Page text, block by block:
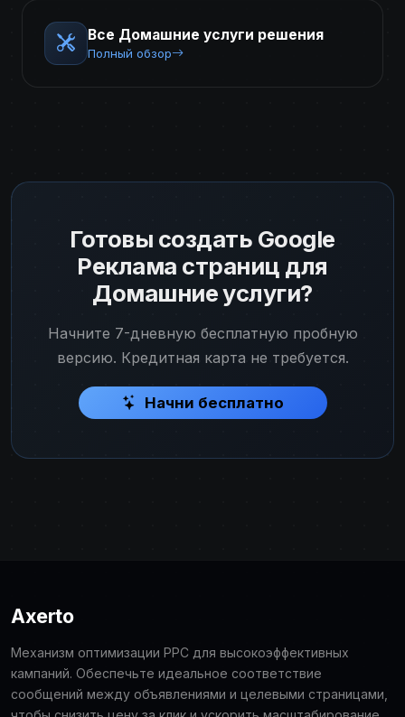
Все Домашние услуги решения
Полный обзор
Готовы создать Google
Реклама страниц для
Домашние услуги?
Начните 7-дневную бесплатную пробную
версию. Кредитная карта не требуется.
Начни бесплатно
Axerto
Механизм оптимизации PPC для высокоэффективных
кампаний. Обеспечьте идеальное соответствие
сообщений между объявлениями и целевыми страницами,